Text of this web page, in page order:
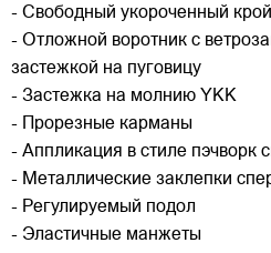
- Свободный укороченный крой
- Отложной воротник с
застежкой на пуговицу
- Застежка на молнию YKK
- Прорезные карманы
- Аппликация в стиле пэчворк
- Металлические заклепки
- Регулируемый подол
- Эластичные манжеты